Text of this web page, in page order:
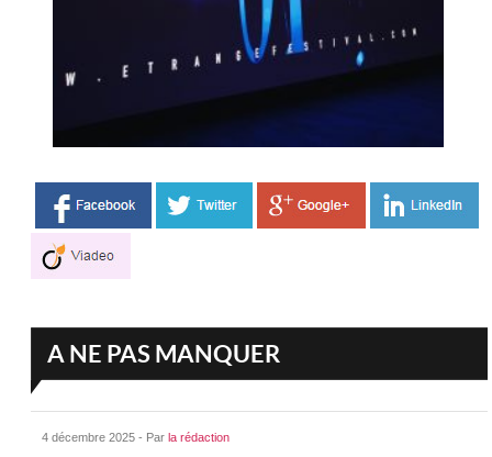
A NE PAS MANQUER
4 décembre 2025 - Parla rédaction